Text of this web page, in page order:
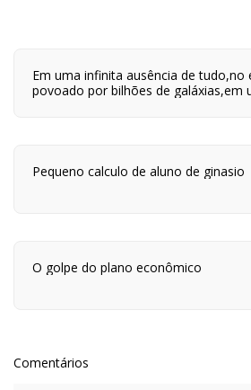
Em uma infinita ausência de tudo,no
povoado por bilhões de galáxias,em
Pequeno calculo de aluno de ginasio
O golpe do plano econômico
Comentários